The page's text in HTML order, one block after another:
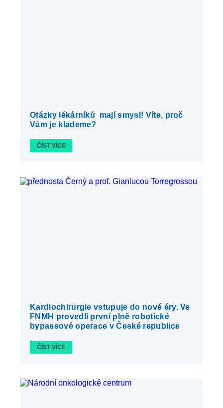
Otázky lékárníků mají smysl! Víte, proč
Vám je klademe?
ČÍST VÍCE
Kardiochirurgie vstupuje do nové éry. Ve
FNMH provedli první plně robotické
bypassové operace v České republice
ČÍST VÍCE